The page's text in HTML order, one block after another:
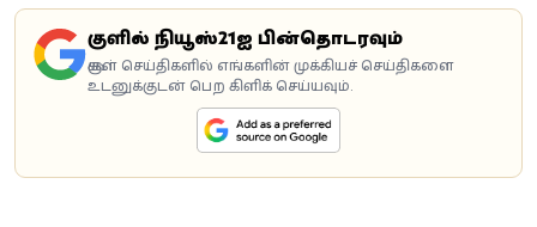
கூகுளில் நியூஸ்21ஐ பின்தொடரவும்
கூகுள் செய்திகளில் எங்களின் முக்கியச் செய்திகளை
உடனுக்குடன் பெற கிளிக் செய்யவும்.